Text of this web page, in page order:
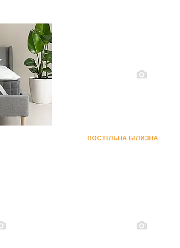
ПОСТІЛЬНА БІЛИЗНА